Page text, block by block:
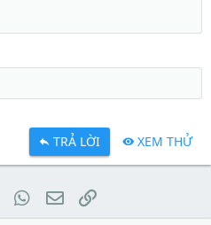
TRẢ LỜI XEM THỬ
Tumblr WhatsApp
EmailLink